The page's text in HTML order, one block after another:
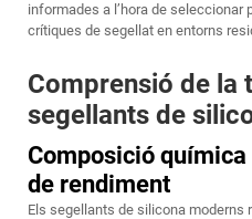
informades a l’hora de seleccionar
crítiques de segellat en entorns
Comprensió de la
segellants de
Composició
de rendiment
Els segellants de silicona moderns